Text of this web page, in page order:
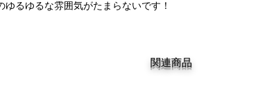
ゆるゆるな雰囲気がたまらないです！
関連商品